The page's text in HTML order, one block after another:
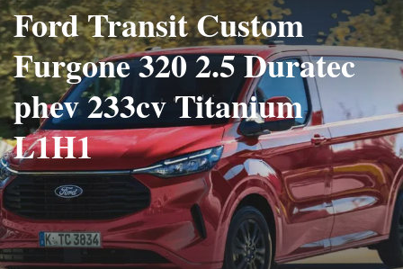
Ford Transit Custom
Furgone 320 2.5 Duratec
phev 233cv Titanium
L1H1